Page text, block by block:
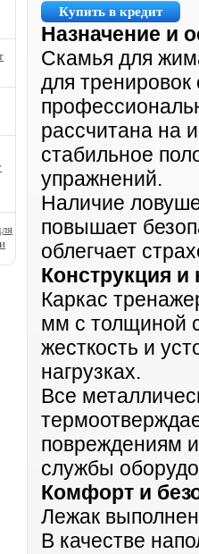
Купить в кредит
Назначение и
Скамья для
для
рассчитана на
стабильное
упражнений.
Наличие
повышает
облегчает
Конструкция и
Каркас
мм с толщиной
жесткость и
нагрузках.
Все
повреждениям
службы
Комфорт и
Лежак
В качестве